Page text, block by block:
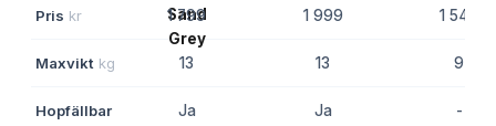
Pris kr 1 799 1 999 1 546
Maxvikt kg 13 13 9
Hopfällbar Ja Ja -